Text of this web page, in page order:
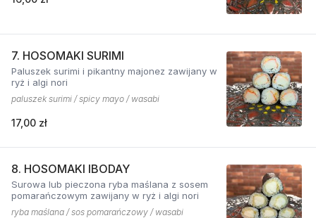
7. HOSOMAKI SURIMI
Paluszek surimi i pikantny majonez zawijany w
ryż i algi nori
paluszek surimi / spicy mayo / wasabi
17,00 zł
8. HOSOMAKI IBODAY
Surowa lub pieczona ryba maślana z sosem
pomarańczowym zawijany w ryż i algi nori
ryba maślana / sos pomarańczowy / wasabi